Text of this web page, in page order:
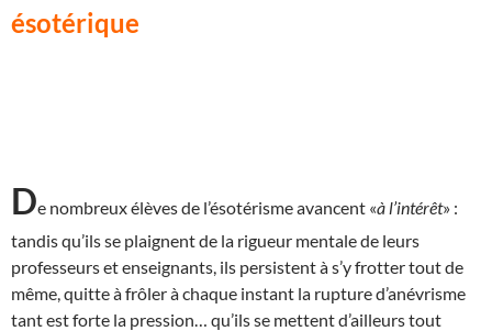
ésotérique
De nombreux élèves de l’ésotérisme avancent «à l’intérêt» :
tandis qu’ils se plaignent de la rigueur mentale de leurs
professeurs et enseignants, ils persistent à s’y frotter tout de
même, quitte à frôler à chaque instant la rupture d’anévrisme
tant est forte la pression… qu’ils se mettent d’ailleurs tout